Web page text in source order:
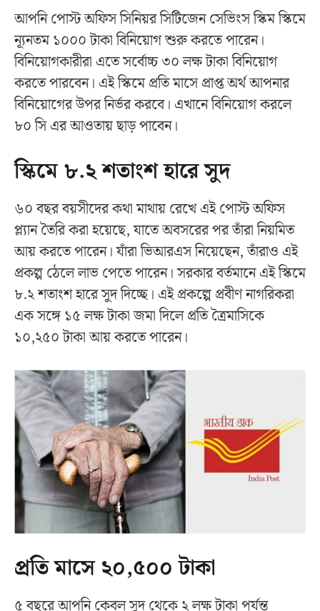
আপনি পোস্ট অফিস সিনিয়র সিটিজেন সেভিংস স্কিম স্কিমে
ন্যূনতম ১০০০ টাকা বিনিয়োগ শুরু করতে পারেন।
বিনিয়োগকারীরা এতে সর্বোচ্চ ৩০ লক্ষ টাকা বিনিয়োগ
করতে পারবেন। এই স্কিমে প্রতি মাসে প্রাপ্ত অর্থ আপনার
বিনিয়োগের উপর নির্ভর করবে। এখানে বিনিয়োগ করলে
৮০ সি এর আওতায় ছাড় পাবেন।
স্কিমে ৮.২ শতাংশ হারে সুদ
৬০ বছর বয়সীদের কথা মাথায় রেখে এই পোস্ট অফিস
প্ল্যান তৈরি করা হয়েছে, যাতে অবসরের পর তাঁরা নিয়মিত
আয় করতে পারেন। যাঁরা ভিআরএস নিয়েছেন, তাঁরাও এই
প্রকল্প ঠেলে লাভ পেতে পারেন। সরকার বর্তমানে এই স্কিমে
৮.২ শতাংশ হারে সুদ দিচ্ছে। এই প্রকল্পে প্রবীণ নাগরিকরা
এক সঙ্গে ১৫ লক্ষ টাকা জমা দিলে প্রতি ত্রৈমাসিকে
১০,২৫০ টাকা আয় করতে পারেন।
প্রতি মাসে ২০,৫০০ টাকা
৫ বছরে আপনি কেবল সুদ থেকে ২ লক্ষ টাকা পর্যন্ত